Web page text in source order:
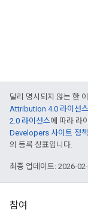
달리 명시되지 않는 한
Attribution 4.0 라이선스
2.0 라이선스에 따라 라
Developers 사이트 정책
의 등록 상표입니다.
최종 업데이트: 2026-
참여